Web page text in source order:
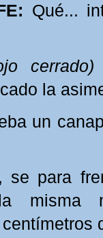
Qué...
cerrado)
la
un
se para
la